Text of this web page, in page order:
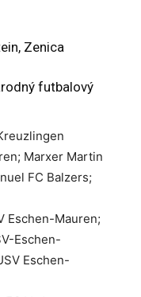
Zenica
futbalový
Marxer Martin
FC Balzers;
Eschen-Mauren;
Eschen-
Eschen-